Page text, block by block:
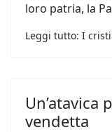
loro patria, la
Leggi tutto: I
Un’atavica
vendetta